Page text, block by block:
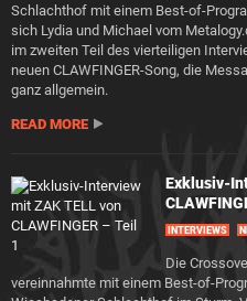
Schlachthof mit einem Best-of-
sich Lydia und Michael vom
im zweiten Teil des vierteiligen
neuen CLAWFINGER-Song, die
ganz allgemein.
READ MORE
Exklusiv-
INTERVIEWS
Die
vereinnahmte mit einem Best-of-